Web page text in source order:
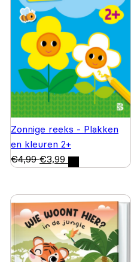
Zonnige reeks - Plakken
en kleuren 2+
€4,99 €3,99